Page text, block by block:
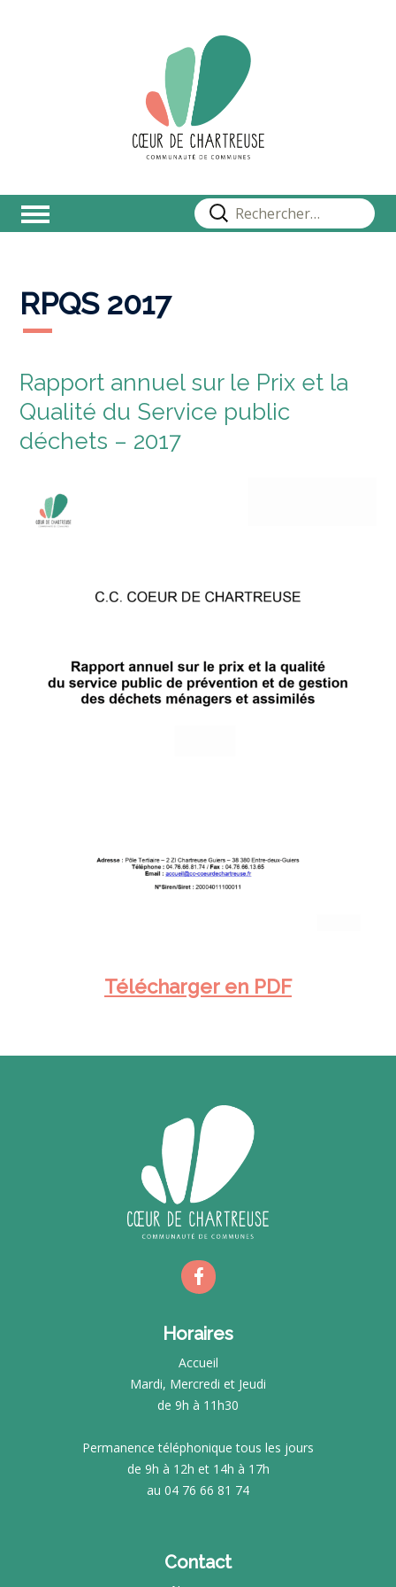
Rechercher :
RPQS 2017
Rapport annuel sur le Prix et la
Qualité du Service public
déchets – 2017
Télécharger en PDF
Horaires
Accueil
Mardi, Mercredi et Jeudi
de 9h à 11h30
Permanence téléphonique tous les jours
de 9h à 12h et 14h à 17h
au 04 76 66 81 74
Contact